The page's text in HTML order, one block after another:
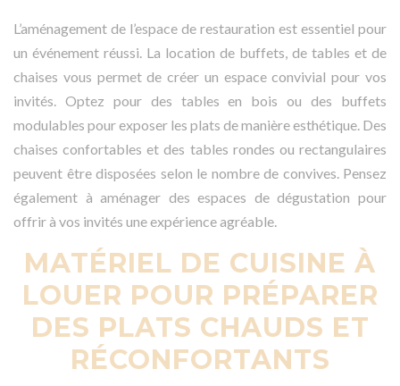
L’aménagement de l’espace de restauration est essentiel pour
un événement réussi. La location de buffets, de tables et de
chaises vous permet de créer un espace convivial pour vos
invités. Optez pour des tables en bois ou des buffets
modulables pour exposer les plats de manière esthétique. Des
chaises confortables et des tables rondes ou rectangulaires
peuvent être disposées selon le nombre de convives. Pensez
également à aménager des espaces de dégustation pour
offrir à vos invités une expérience agréable.
MATÉRIEL DE CUISINE À
LOUER POUR PRÉPARER
DES PLATS CHAUDS ET
RÉCONFORTANTS